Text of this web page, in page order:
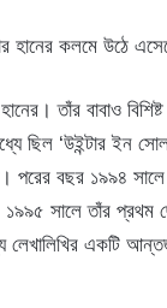
হানের কলমে উঠে
তাঁর বাবাও
ছিল ‘উইন্টার ইন
পরের বছর ১৯৯৪
১৯৯৫ সালে তাঁর
একটি